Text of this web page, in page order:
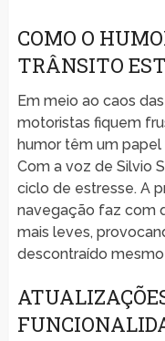
COMO O
TRÂNSITO
Em meio ao caos
motoristas fiquem
humor têm um papel
Com a voz de Silvio
ciclo de estresse. A
navegação faz com
mais leves,
descontraído